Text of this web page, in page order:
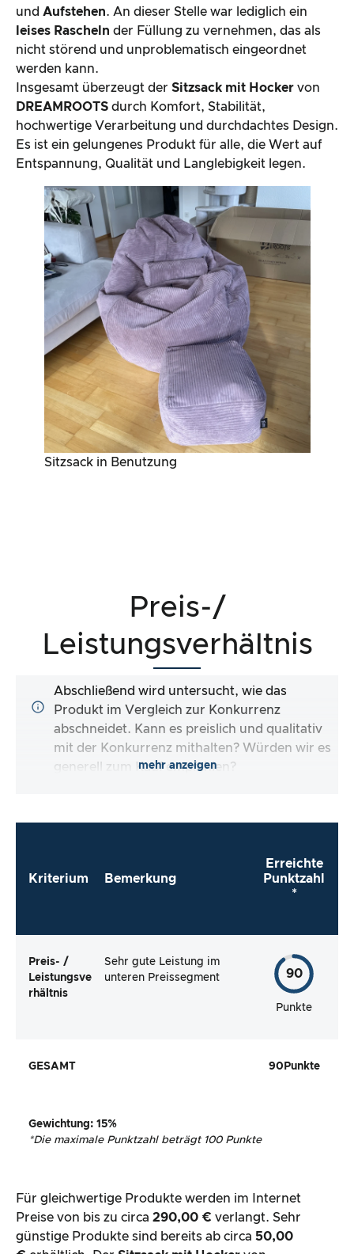
und Aufstehen. An dieser Stelle war lediglich ein
leises Rascheln der Füllung zu vernehmen, das als
nicht störend und unproblematisch eingeordnet
werden kann.
Insgesamt überzeugt der Sitzsack mit Hocker von
DREAMROOTS durch Komfort, Stabilität,
hochwertige Verarbeitung und durchdachtes Design.
Es ist ein gelungenes Produkt für alle, die Wert auf
Entspannung, Qualität und Langlebigkeit legen.
Sitzsack in Benutzung
Preis-/
Leistungsverhältnis
Abschließend wird untersucht, wie das
Produkt im Vergleich zur Konkurrenz
abschneidet. Kann es preislich und qualitativ
mit der Konkurrenz mithalten? Würden wir es
generell zum Kauf empfehlen?
mehr anzeigen
Kriterium Bemerkung
Erreichte
Punktzahl
*
Preis- /
Leistungsve
rhältnis
Sehr gute Leistung im
unteren Preissegment
90
Punkte
GESAMT 90 Punkte
Gewichtung: 15%
*Die maximale Punktzahl beträgt 100 Punkte
Für gleichwertige Produkte werden im Internet
Preise von bis zu circa 290,00 € verlangt. Sehr
günstige Produkte sind bereits ab circa 50,00